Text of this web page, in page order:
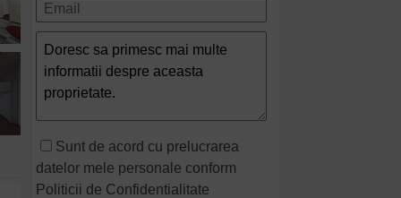
Sunt de acord cu prelucrarea
datelor mele personale conform
Politicii de Confidentialitate